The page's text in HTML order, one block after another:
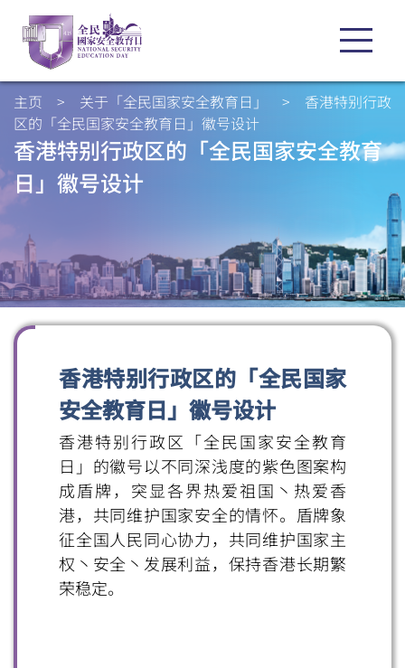
主页 > 关于「全民国家安全教育日」 > 香港特别行政
区的「全民国家安全教育日」徽号设计
香港特别行政区的「全民国家安全教育
日」徽号设计
香港特别行政区的「全民国家
安全教育日」徽号设计
香港特别行政区「全民国家安全教育
日」的徽号以不同深浅度的紫色图案构
成盾牌，突显各界热爱祖国丶热爱香
港，共同维护国家安全的情怀。盾牌象
征全国人民同心协力，共同维护国家主
权丶安全丶发展利益，保持香港长期繁
荣稳定。